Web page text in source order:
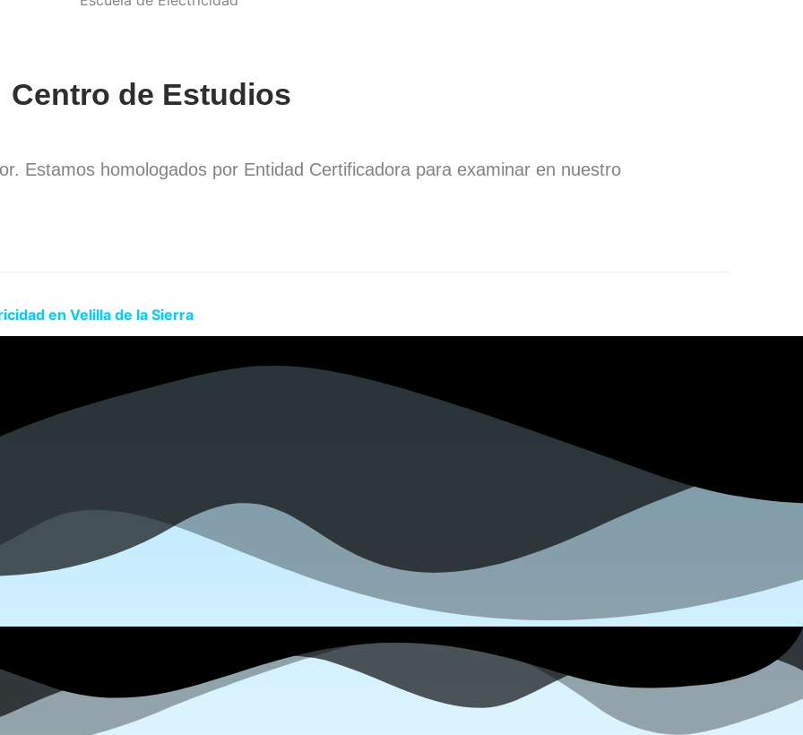
Centro de Estudios
Estamos homologados por Entidad Certificadora para examinar en nuestro
en Velilla de la Sierra